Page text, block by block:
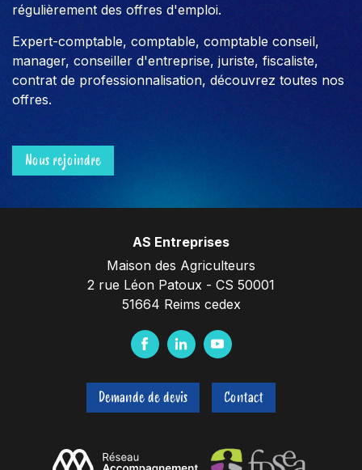
régulièrement des offres d'emploi.
Expert-comptable, comptable, comptable conseil,
manager, conseiller d'entreprise, juriste, fiscaliste,
contrat de professionnalisation, découvrez toutes nos
offres.
Nous rejoindre
AS Entreprises
Maison des Agriculteurs
2 rue Léon Patoux - CS 50001
51664 Reims cedex
F
c
e
L
n
k
Y
u
t
b
Demande de devis Contact